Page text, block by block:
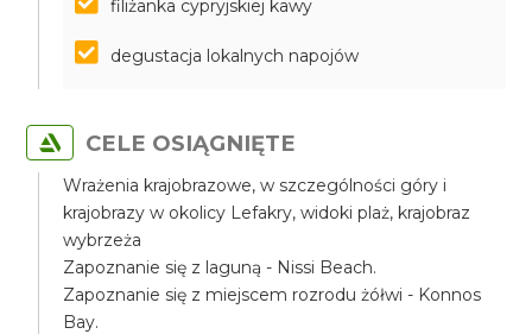
filiżanka cypryjskiej kawy
degustacja lokalnych napojów
CELE OSIĄGNIĘTE
Wrażenia krajobrazowe, w szczególności góry i
krajobrazy w okolicy Lefakry, widoki plaż, krajobraz
wybrzeża
Zapoznanie się z laguną - Nissi Beach.
Zapoznanie się z miejscem rozrodu żółwi - Konnos
Bay.